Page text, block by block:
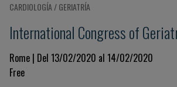
CARDIOLOGÍA / GERIATRÍA
International Congress of
Rome | Del 13/02/2020 al 14/02/2020
Free